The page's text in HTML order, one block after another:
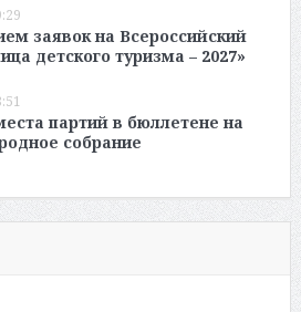
заявок на Всероссийский
детского туризма – 2027»
партий в бюллетене на
собрание